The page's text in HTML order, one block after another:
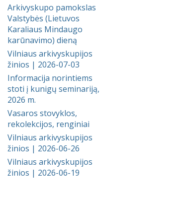
Arkivyskupo pamokslas
Valstybės (Lietuvos
Karaliaus Mindaugo
karūnavimo) dieną
Vilniaus arkivyskupijos
žinios | 2026-07-03
Informacija norintiems
stoti į kunigų seminariją,
2026 m.
Vasaros stovyklos,
rekolekcijos, renginiai
Vilniaus arkivyskupijos
žinios | 2026-06-26
Vilniaus arkivyskupijos
žinios | 2026-06-19